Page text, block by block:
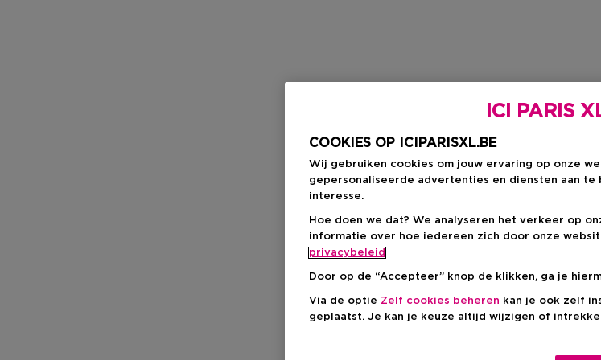
ICI PARIS
COOKIES OP ICIPARISXL.BE
Wij gebruiken cookies om jouw ervaring op onze
gepersonaliseerde advertenties en diensten aan te
interesse.
Hoe doen we dat? We analyseren het verkeer op
informatie over hoe iedereen zich door onze
privacybeleid
Door op de “Accepteer” knop de klikken, ga je
Via de optie Zelf cookies beheren kan je ook zelf
geplaatst. Je kan je keuze altijd wijzigen of